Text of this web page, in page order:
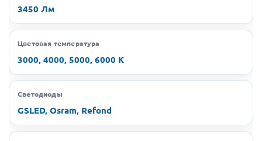
3450 Лм
Цветовая температура
3000, 4000, 5000, 6000 K
Светодиоды
GSLED, Osram, Refond